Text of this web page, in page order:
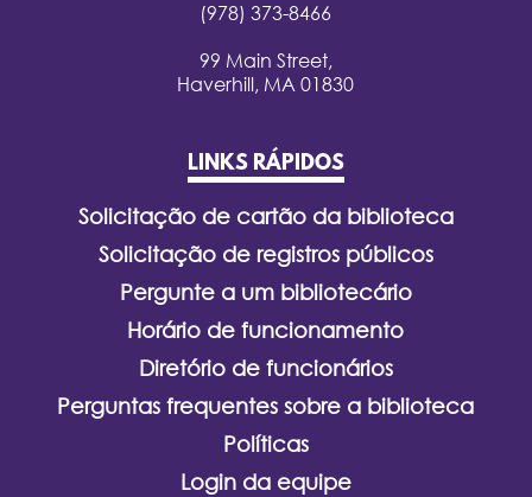
(978) 373-8466
99 Main Street,
Haverhill, MA 01830
LINKS RÁPIDOS
Solicitação de cartão da biblioteca
Solicitação de registros públicos
Pergunte a um bibliotecário
Horário de funcionamento
Diretório de funcionários
Perguntas frequentes sobre a biblioteca
Políticas
Login da equipe